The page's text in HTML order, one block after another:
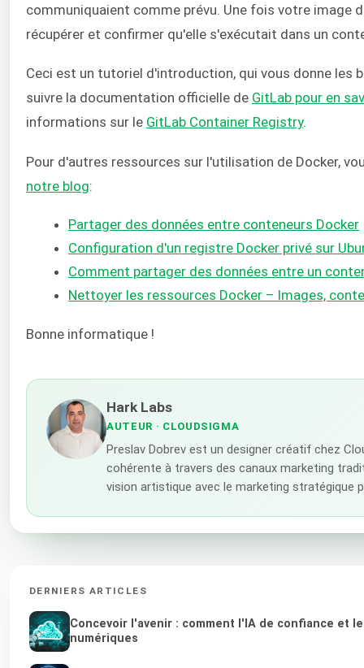
communiquaient comme prévu. Une fois votre image
récupérer et confirmer qu'elle s'exécutait dans un
Ceci est un tutoriel d'introduction, qui vous donne les
suivre la documentation officielle de GitLab pour en
informations sur le GitLab Container Registry.
Pour d'autres ressources sur l'utilisation de Docker,
notre blog:
Partager des données entre conteneurs Docker
Configuration d'un registre Docker privé sur
Comment partager des données entre un
Nettoyer les ressources Docker – Images,
Bonne informatique !
Hark Labs
AUTEUR · CLOUDSIGMA
Preslav Dobrev est un designer créatif chez
cohérente à travers des canaux marketing
vision artistique avec le marketing stratégique
DERNIERS ARTICLES
Concevoir l'avenir : comment l'IA de confiance et
numériques